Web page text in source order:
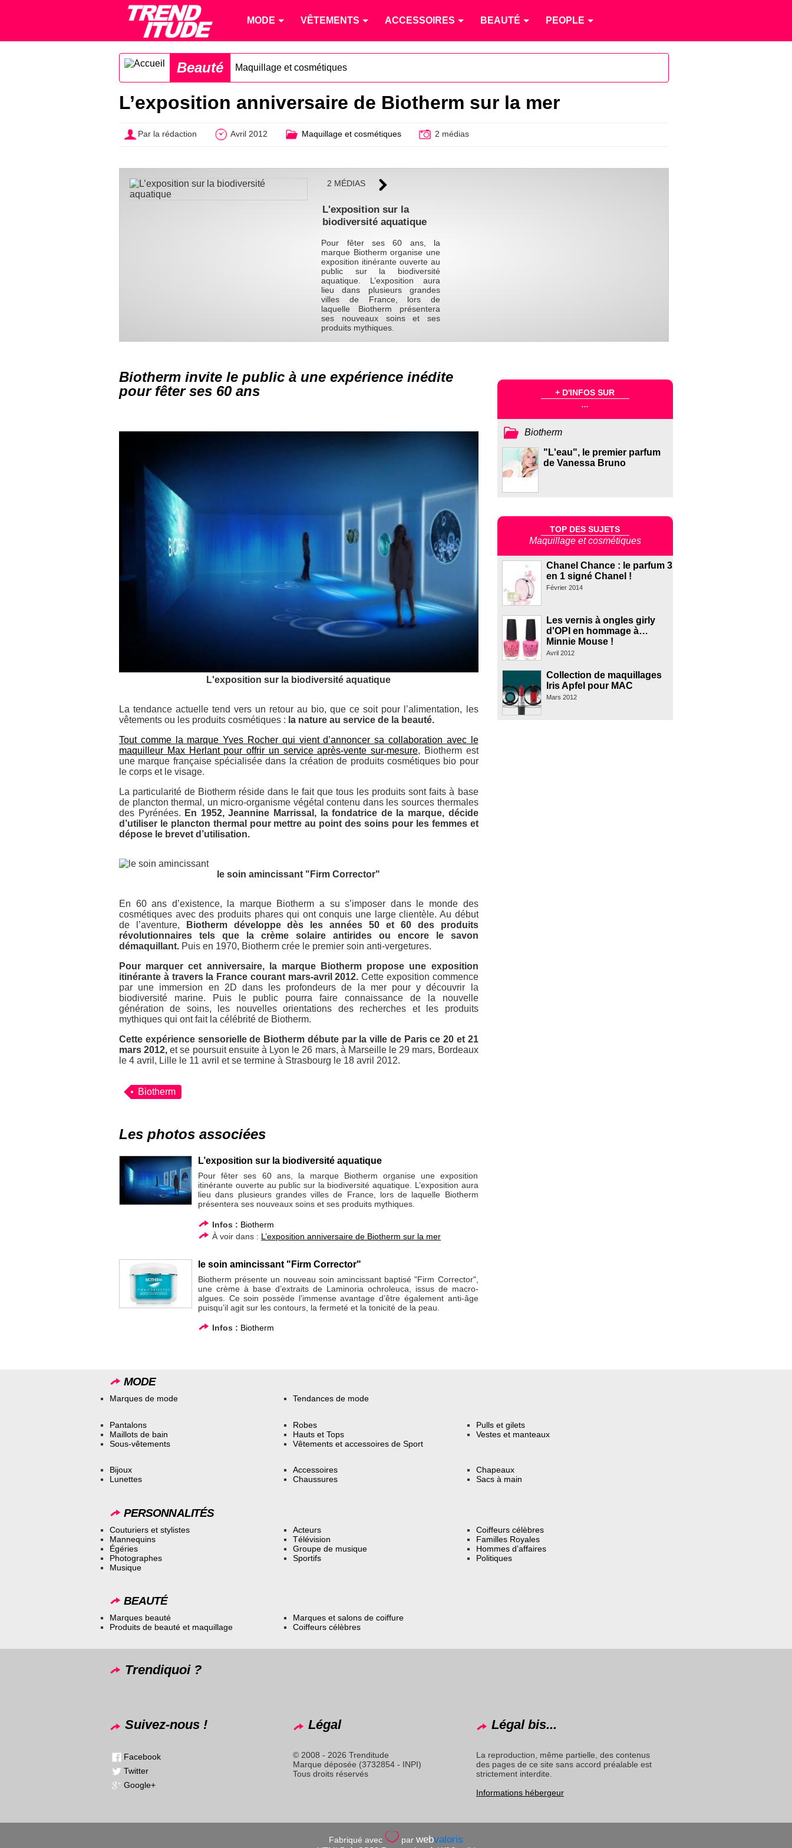
MODE VÊTEMENTS ACCESSOIRES BEAUTÉ PEOPLE
Beauté Maquillage et cosmétiques
L’exposition anniversaire de Biotherm sur la mer
Par la rédaction Avril 2012 Maquillage et cosmétiques 2 médias
2 MÉDIAS
L'exposition sur la
biodiversité aquatique
Pour fêter ses 60 ans, la
marque Biotherm organise une
exposition itinérante ouverte au
public sur la biodiversité
aquatique. L’exposition aura
lieu dans plusieurs grandes
villes de France, lors de
laquelle Biotherm présentera
ses nouveaux soins et ses
produits mythiques.
Biotherm invite le public à une expérience inédite
pour fêter ses 60 ans
L'exposition sur la biodiversité aquatique
La tendance actuelle tend vers un retour au bio, que ce soit pour l’alimentation, les
vêtements ou les produits cosmétiques : la nature au service de la beauté.
Tout comme la marque Yves Rocher qui vient d’annoncer sa collaboration avec le
maquilleur Max Herlant pour offrir un service après-vente sur-mesure, Biotherm est
une marque française spécialisée dans la création de produits cosmétiques bio pour
le corps et le visage.
La particularité de Biotherm réside dans le fait que tous les produits sont faits à base
de plancton thermal, un micro-organisme végétal contenu dans les sources thermales
des Pyrénées. En 1952, Jeannine Marrissal, la fondatrice de la marque, décide
d’utiliser le plancton thermal pour mettre au point des soins pour les femmes et
dépose le brevet d’utilisation.
le soin amincissant "Firm Corrector"
En 60 ans d’existence, la marque Biotherm a su s’imposer dans le monde des
cosmétiques avec des produits phares qui ont conquis une large clientèle. Au début
de l’aventure,
Biotherm développe dès les années 50 et 60 des produits
révolutionnaires tels que la crème solaire antirides ou encore le savon
démaquillant. Puis en 1970, Biotherm crée le premier soin anti-vergetures.
Pour marquer cet anniversaire, la marque Biotherm propose une exposition
itinérante à travers la France courant mars-avril 2012. Cette exposition commence
par une immersion en 2D dans les profondeurs de la mer pour y découvrir la
biodiversité marine. Puis le public pourra faire connaissance de la nouvelle
génération de soins, les nouvelles orientations des recherches et les produits
mythiques qui ont fait la célébrité de Biotherm.
Cette expérience sensorielle de Biotherm débute par la ville de Paris ce 20 et 21
mars 2012, et se poursuit ensuite à Lyon le 26 mars, à Marseille le 29 mars, Bordeaux
le 4 avril, Lille le 11 avril et se termine à Strasbourg le 18 avril 2012.
Biotherm
Les photos associées
L’exposition sur la biodiversité aquatique
Pour fêter ses 60 ans, la marque Biotherm organise une exposition
itinérante ouverte au public sur la biodiversité aquatique. L’exposition aura
lieu dans plusieurs grandes villes de France, lors de laquelle Biotherm
présentera ses nouveaux soins et ses produits mythiques.
Infos : Biotherm
À voir dans : L’exposition anniversaire de Biotherm sur la mer
le soin amincissant "Firm Corrector"
Biotherm présente un nouveau soin amincissant baptisé "Firm Corrector",
une crème à base d’extraits de Laminoria ochroleuca, issus de macro-
algues. Ce soin possède l’immense avantage d’être également anti-âge
puisqu’il agit sur les contours, la fermeté et la tonicité de la peau.
Infos : Biotherm
+ D'INFOS SUR
...
Biotherm
"L'eau", le premier parfum
de Vanessa Bruno
TOP DES SUJETS
Maquillage et cosmétiques
Chanel Chance : le parfum 3
en 1 signé Chanel !
Février 2014
Les vernis à ongles girly
d'OPI en hommage à…
Minnie Mouse !
Avril 2012
Collection de maquillages
Iris Apfel pour MAC
Mars 2012
MODE
Marques de mode Tendances de mode
Pantalons
Maillots de bain
Sous-vêtements
Robes
Hauts et Tops
Vêtements et accessoires de Sport
Pulls et gilets
Vestes et manteaux
Bijoux
Lunettes
Accessoires
Chaussures
Chapeaux
Sacs à main
PERSONNALITÉS
Couturiers et stylistes
Mannequins
Égéries
Photographes
Musique
Acteurs
Télévision
Groupe de musique
Sportifs
Coiffeurs célèbres
Familles Royales
Hommes d’affaires
Politiques
BEAUTÉ
Marques beauté
Produits de beauté et maquillage
Marques et salons de coiffure
Coiffeurs célèbres
Trendiquoi ?
Suivez-nous !
Facebook
Twitter
Google+
Légal
© 2008 - 2026 Trenditude
Marque déposée (3732854 - INPI)
Tous droits réservés
Légal bis...
La reproduction, même partielle, des contenus
des pages de ce site sans accord préalable est
strictement interdite.
Informations hébergeur
Fabriqué avec par webvaloris